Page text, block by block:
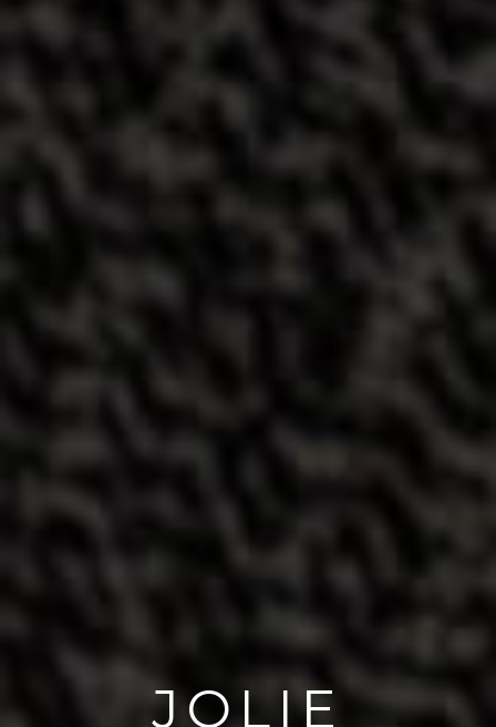
JOLIE